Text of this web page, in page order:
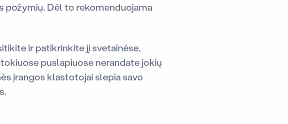
požymių. Dėl to rekomenduojama
ir patikrinkite jį svetainėse,
tokiuose puslapiuose nerandate jokių
įrangos klastotojai slepia savo